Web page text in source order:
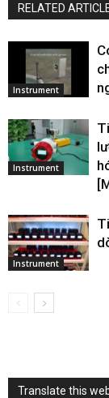
RELATED
Instrument
Instrument
Instrument
Translate this